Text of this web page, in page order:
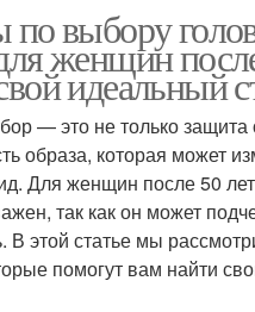
по выбору
женщин
идеальный
— это не только защита
образа, которая может
Для женщин после 50
так как он может
В этой статье мы
помогут вам найти